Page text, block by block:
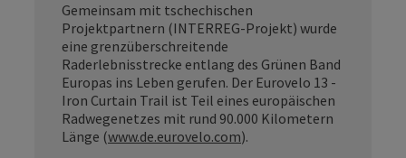
Gemeinsam mit tschechischen
Projektpartnern (INTERREG-Projekt) wurde
eine grenzüberschreitende
Raderlebnisstrecke entlang des Grünen Band
Europas ins Leben gerufen. Der Eurovelo 13 -
Iron Curtain Trail ist Teil eines europäischen
Radwegenetzes mit rund 90.000 Kilometern
Länge (www.de.eurovelo.com).